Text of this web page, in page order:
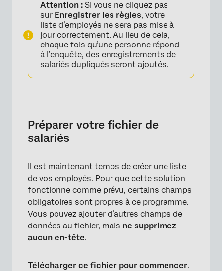
Attention : Si vous ne cliquez pas
sur Enregistrer les règles, votre
liste d’employés ne sera pas mise à
jour correctement. Au lieu de cela,
chaque fois qu’une personne répond
à l’enquête, des enregistrements de
salariés dupliqués seront ajoutés.
Préparer votre fichier de
salariés
Il est maintenant temps de créer une liste
de vos employés. Pour que cette solution
fonctionne comme prévu, certains champs
obligatoires sont propres à ce programme.
Vous pouvez ajouter d’autres champs de
données au fichier, mais ne supprimez
aucun en-tête.
Télécharger ce fichier pour commencer.